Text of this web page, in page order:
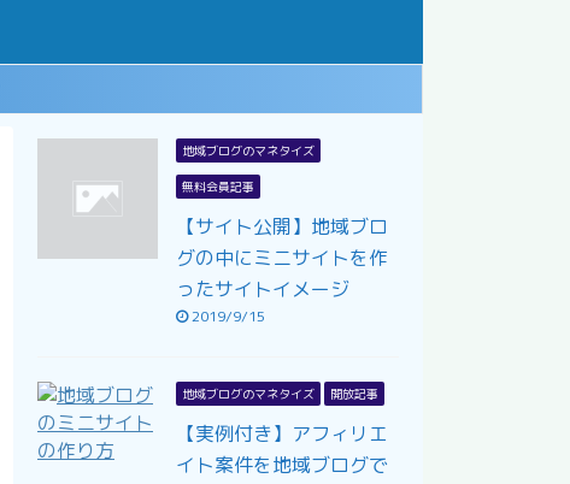
地域ブログのマネタイズ
無料会員記事
【サイト公開】地域ブロ
グの中にミニサイトを作
ったサイトイメージ
2019/9/15
地域ブログのマネタイズ 開放記事
【実例付き】アフィリエ
イト案件を地域ブログで